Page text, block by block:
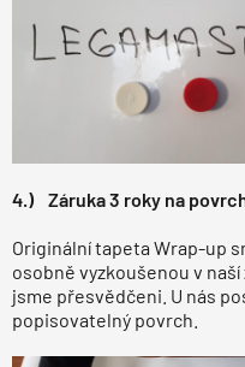
4.) Záruka 3 roky na
Originální tapeta Wrap-up
osobně vyzkoušenou v
jsme přesvědčeni. U nás
popisovatelný povrch.